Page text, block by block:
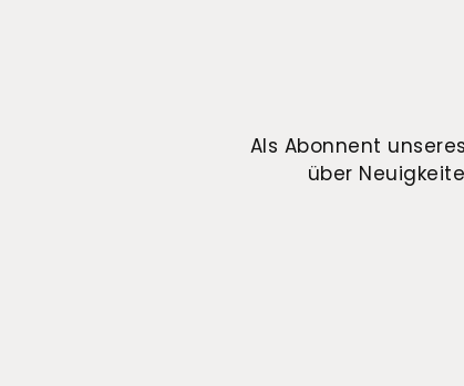
Als Abonnent
über